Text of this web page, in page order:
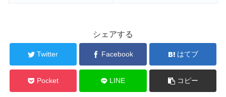
シェアする
Twitter Facebook はてブ
Pocket LINE コピー